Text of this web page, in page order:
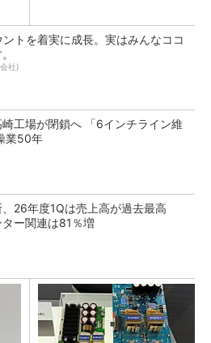
トを着実に成長。実はみんなココ
社)
崎工場が閉鎖へ 「6インチライン維
業50年
、26年度1Qは売上高が過去最高
ー関連は81％増